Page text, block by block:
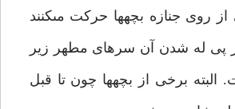
از روى جنازه بچه‏ها حركت مى‏كنند
پى له شدن آن سرهاى مطهر زير
البته برخى از بچه‏ها چون تا قبل